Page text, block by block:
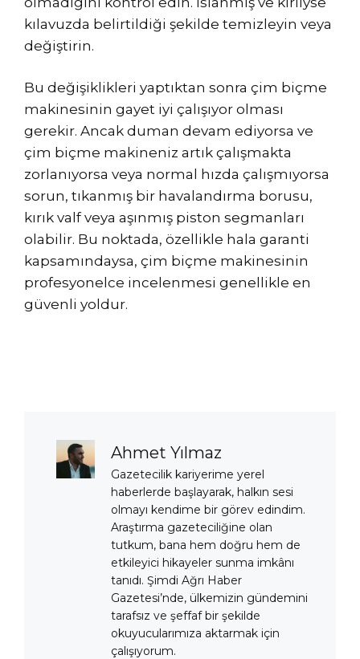
kılavuzda belirtildiği şekilde temizleyin veya
değiştirin.
Bu değişiklikleri yaptıktan sonra çim biçme
makinesinin gayet iyi çalışıyor olması
gerekir. Ancak duman devam ediyorsa ve
çim biçme makineniz artık çalışmakta
zorlanıyorsa veya normal hızda çalışmıyorsa
sorun, tıkanmış bir havalandırma borusu,
kırık valf veya aşınmış piston segmanları
olabilir. Bu noktada, özellikle hala garanti
kapsamındaysa, çim biçme makinesinin
profesyonelce incelenmesi genellikle en
güvenli yoldur.
Ahmet Yılmaz
Gazetecilik kariyerime yerel
haberlerde başlayarak, halkın sesi
olmayı kendime bir görev edindim.
Araştırma gazeteciliğine olan
tutkum, bana hem doğru hem de
etkileyici hikayeler sunma imkânı
tanıdı. Şimdi Ağrı Haber
Gazetesi’nde, ülkemizin gündemini
tarafsız ve şeffaf bir şekilde
okuyucularımıza aktarmak için
çalışıyorum.